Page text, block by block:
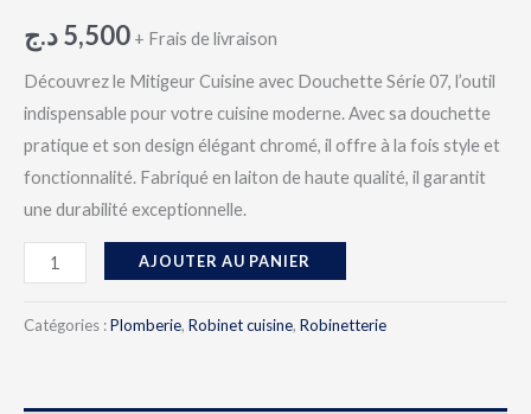
5,500د.ج + Frais de livraison
Découvrez le Mitigeur Cuisine avec Douchette Série 07, l’outil
indispensable pour votre cuisine moderne. Avec sa douchette
pratique et son design élégant chromé, il offre à la fois style et
fonctionnalité. Fabriqué en laiton de haute qualité, il garantit
une durabilité exceptionnelle.
AJOUTER AU PANIER
Catégories :Plomberie, Robinet cuisine, Robinetterie